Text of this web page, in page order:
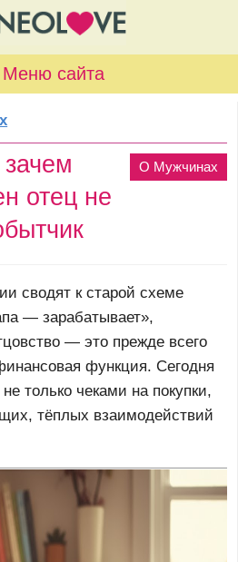
Меню сайта
О Мужчинах
отец не
сводят к старой схеме
— зарабатывает»,
— это прежде всего
функция. Сегодня
только чеками на покупки,
тёплых взаимодействий